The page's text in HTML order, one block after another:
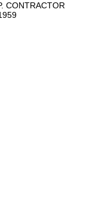
CONTRACTOR